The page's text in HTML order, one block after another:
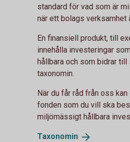
standard för vad som är
när ett bolags verksamhet
En finansiell produkt, till
innehålla investeringar
hållbara och som bidrar
taxonomin.
När du får råd från oss
fonden som du vill ska
miljömässigt hållbara
Taxonomin